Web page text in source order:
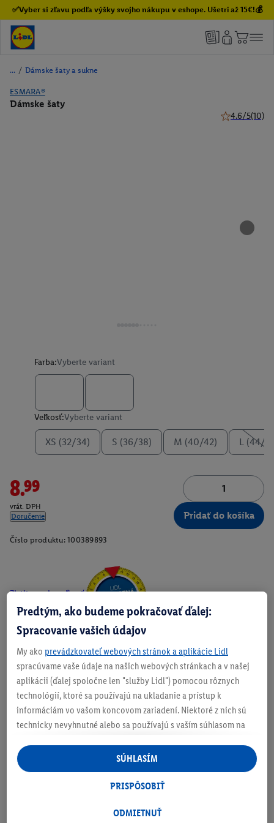
✅Vyber si zľavu podľa výšky svojho nákupu v eshope. Ušetri až 15€!💰
/ Dámske šaty a sukne
ESMARA®
Dámske šaty
4.6/5(10)
Farba:Vyberte variant
Veľkosť:Vyberte variant
XS (32/34) S (36/38) M (40/42) L (44/
8.99
vrát. DPH
Doručenie
Pridať do košíka
Číslo produktu: 100389893
Zistite svoju veľkosť
O produkte
Podrobnosti o bezpečnosti produktu
Predtým, ako budeme pokračovať ďalej:
Spracovanie vašich údajov
My ako prevádzkovateľ webových stránok a aplikácie Lidl
spracúvame vaše údaje na našich webových stránkach a v našej
aplikácii (ďalej spoločne len "služby Lidl") pomocou rôznych
technológií, ktoré sa používajú na ukladanie a prístup k
informáciám vo vašom koncovom zariadení. Niektoré z nich sú
technicky nevyhnutné alebo sa používajú s vaším súhlasom na
personalizovanú reklamu v rámci služieb Lidl aj mimo nich. Ak
ste účastníkom programu Lidl Plus, na tieto účely sa spracúvajú
aj údaje z vášho nákupného správania v obchode.
následne si vytvoríte účet Lidl Plus alebo sa prihlásite do svojho
ODMIETNUŤ
PRISPÔSOBIŤ
SÚHLASÍM